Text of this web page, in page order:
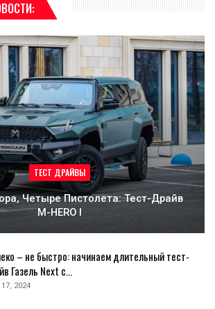
ТЕСТ ДРАЙВЫ
Четыре Пистолета: Тест-Драйв
M-HERO I
– не быстро: начинаем длительный тест-
Газель Next с…
2024